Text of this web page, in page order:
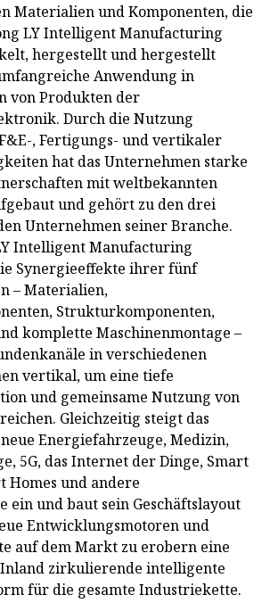
Materialien und Komponenten, die
LY Intelligent Manufacturing
hergestellt und hergestellt
Anwendung in
von Produkten der
Durch die Nutzung
, Fertigungs- und vertikaler
hat das Unternehmen starke
mit weltbekannten
und gehört zu den drei
Unternehmen seiner Branche.
Intelligent Manufacturing
Synergieeffekte ihrer fünf
– Materialien,
Strukturkomponenten,
komplette Maschinenmontage –
in verschiedenen
vertikal, um eine tiefe
und gemeinsame Nutzung von
Gleichzeitig steigt das
Energiefahrzeuge, Medizin,
5G, das Internet der Dinge, Smart
Homes und andere
ein und baut sein Geschäftslayout
Entwicklungsmotoren und
auf dem Markt zu erobern eine
zirkulierende intelligente
für die gesamte Industriekette.